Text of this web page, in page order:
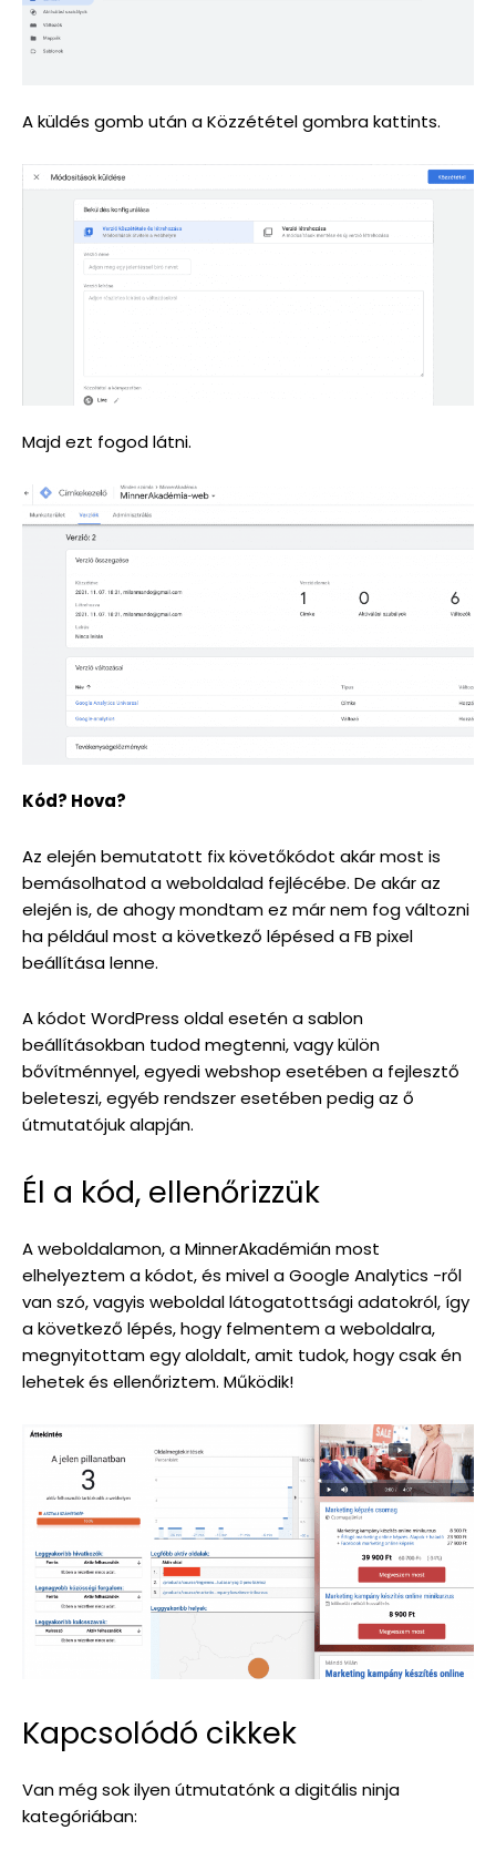
A küldés gomb után a Közzététel gombra kattints.
Majd ezt fogod látni.
Kód? Hova?
Az elején bemutatott fix követőkódot akár most is
bemásolhatod a weboldalad fejlécébe. De akár az
elején is, de ahogy mondtam ez már nem fog változni
ha például most a következő lépésed a FB pixel
beállítása lenne.
A kódot WordPress oldal esetén a sablon
beállításokban tudod megtenni, vagy külön
bővítménnyel, egyedi webshop esetében a fejlesztő
beleteszi, egyéb rendszer esetében pedig az ő
útmutatójuk alapján.
Él a kód, ellenőrizzük
A weboldalamon, a MinnerAkadémián most
elhelyeztem a kódot, és mivel a Google Analytics -ről
van szó, vagyis weboldal látogatottsági adatokról, így
a következő lépés, hogy felmentem a weboldalra,
megnyitottam egy aloldalt, amit tudok, hogy csak én
lehetek és ellenőriztem. Működik!
Kapcsolódó cikkek
Van még sok ilyen útmutatónk a digitális ninja
kategóriában: